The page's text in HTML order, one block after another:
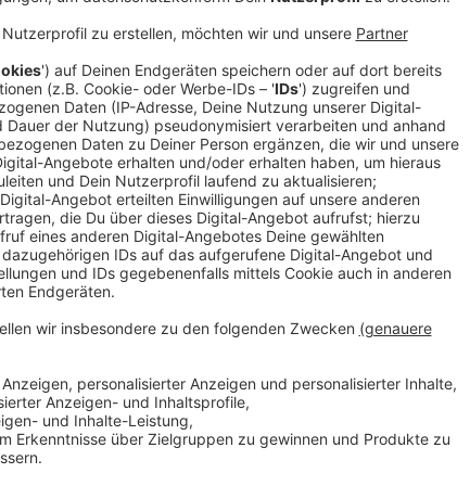
Nachfrage an Düsseldorfer Grundschulen
Anzeige
Die aktuellen Zahlen zeigen, dass es dieses Jahr generell
im vergangenen Jahr. In einigen Schulen ist die Nachfrage
Brehmschule in Düsseltal etwa oder der
mehr Anmeldungen als Plätze.
Unterschiedliche Anmeldezahlen in Schulen
Anzeige